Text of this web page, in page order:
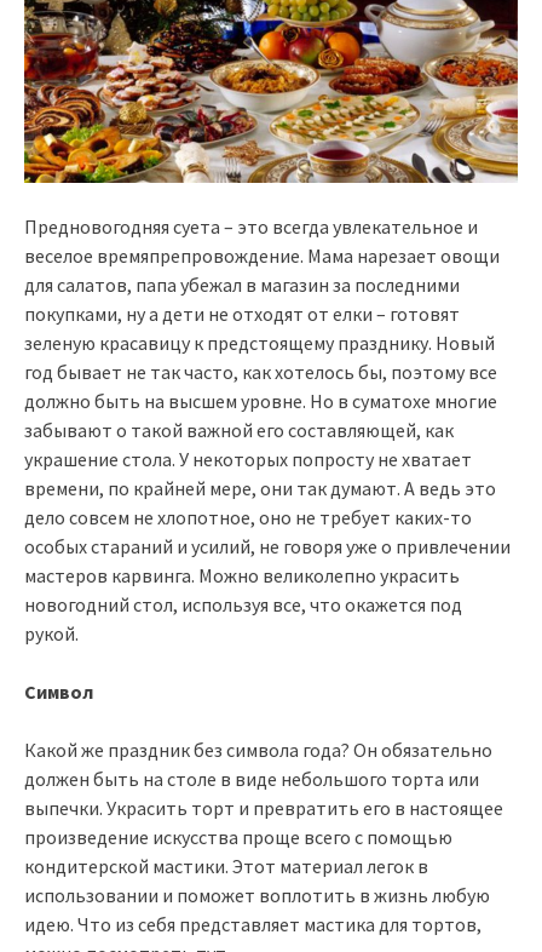
Предновогодняя суета – это всегда увлекательное и
веселое времяпрепровождение. Мама нарезает овощи
для салатов, папа убежал в магазин за последними
покупками, ну а дети не отходят от елки – готовят
зеленую красавицу к предстоящему празднику. Новый
год бывает не так часто, как хотелось бы, поэтому все
должно быть на высшем уровне. Но в суматохе многие
забывают о такой важной его составляющей, как
украшение стола. У некоторых попросту не хватает
времени, по крайней мере, они так думают. А ведь это
дело совсем не хлопотное, оно не требует каких-то
особых стараний и усилий, не говоря уже о привлечении
мастеров карвинга. Можно великолепно украсить
новогодний стол, используя все, что окажется под
рукой.
Символ
Какой же праздник без символа года? Он обязательно
должен быть на столе в виде небольшого торта или
выпечки. Украсить торт и превратить его в настоящее
произведение искусства проще всего с помощью
кондитерской мастики. Этот материал легок в
использовании и поможет воплотить в жизнь любую
идею. Что из себя представляет мастика для тортов,